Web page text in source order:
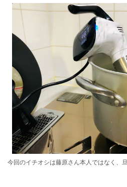
今回のイチオシは藤原さん本人ではなく、